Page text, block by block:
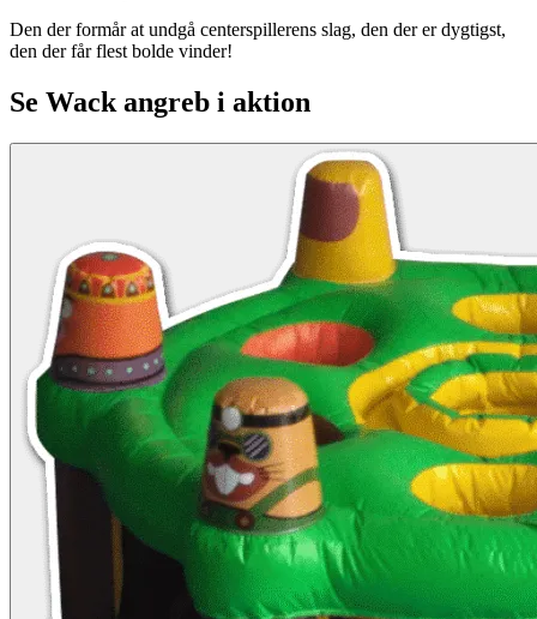
Den der formår at undgå centerspillerens slag, den der er dygtigst,
den der får flest bolde vinder!
Se Wack angreb i aktion